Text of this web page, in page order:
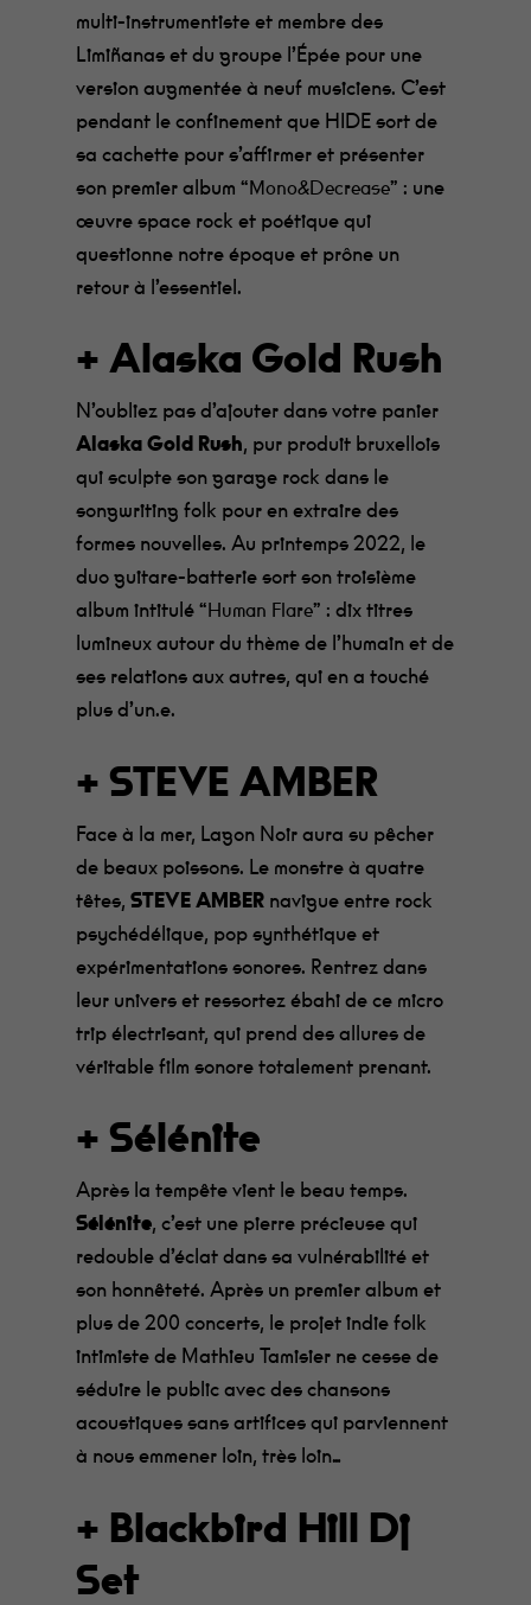
multi-instrumentiste et membre des
Limiñanas et du groupe l’Épée pour une
version augmentée à neuf musiciens. C’est
pendant le confinement que HIDE sort de
sa cachette pour s’affirmer et présenter
son premier album“Mono&Decrease”: une
œuvre space rock et poétique qui
questionne notre époque et prône un
retour à l’essentiel.
+ Alaska Gold Rush
N’oubliez pas d’ajouter dans votre panier
Alaska Gold Rush, pur produit bruxellois
qui sculpte son garage rock dans le
songwriting folk pour en extraire des
formes nouvelles. Au printemps 2022, le
duo guitare-batterie sort son troisième
album intitulé“Human Flare” : dix titres
lumineux autour du thème de l’humain et de
ses relations aux autres, qui en a touché
plus d’un.e.
+ STEVE AMBER
Face à la mer, Lagon Noir aura su pêcher
de beaux poissons. Le monstre à quatre
têtes,STEVE AMBER navigue entre rock
psychédélique, pop synthétique et
expérimentations sonores. Rentrez dans
leur univers et ressortez ébahi de ce micro
trip électrisant, qui prend des allures de
véritable film sonore totalement prenant.
+ Sélénite
Après la tempête vient le beau temps.
Sélénite, c’est une pierre précieuse qui
redouble d’éclat dans sa vulnérabilité et
son honnêteté. Après un premier album et
plus de 200 concerts, le projet indie folk
intimiste de Mathieu Tamisier ne cesse de
séduire le public avec des chansons
acoustiques sans artifices qui parviennent
à nous emmener loin, très loin…
+ Blackbird Hill Dj
Set